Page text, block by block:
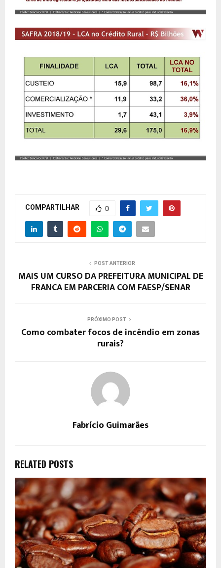
COMPARTILHAR 0
POST ANTERIOR
MAIS UM CURSO DA PREFEITURA MUNICIPAL DE
FRANCA EM PARCERIA COM FAESP/SENAR
PRÓXIMO POST
Como combater focos de incêndio em zonas
rurais?
Fabrício Guimarães
RELATED POSTS